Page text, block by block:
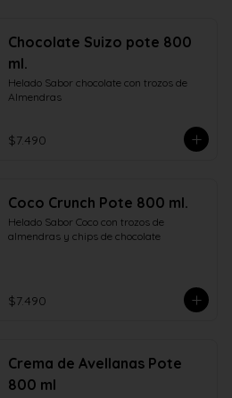
Chocolate Suizo pote 800
ml.
Helado Sabor chocolate con trozos de
Almendras
$7.490
Coco Crunch Pote 800 ml.
Helado Sabor Coco con trozos de
almendras y chips de chocolate
$7.490
Crema de Avellanas Pote
800 ml